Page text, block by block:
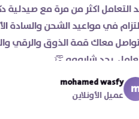
اكثر من مرة مع صيدلية دكتور اوليك
الشحن والسادة الأطباء اللي
قمة الذوق والرقي والتحضر في
شابووو 👏‏